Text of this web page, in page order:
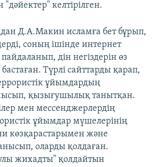
келтірілген.
Д.А.Макин исламға бет бұрып,
соның ішінде интернет
дін негіздерін өз
Түрлі сайттарды қарап,
ұйымдардың
қызығушылық танытқан.
мен мессенджерлердің
ұйымдар мүшелерінің
көзқарастарымен және
оларды қолдаған.
жихадты" қолдайтын